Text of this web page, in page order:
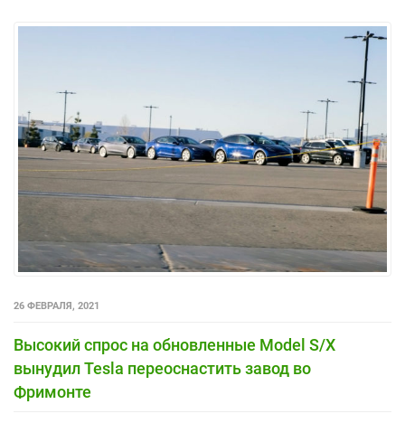
26 ФЕВРАЛЯ, 2021
Высокий спрос на обновленные Model S/X
вынудил Tesla переоснастить завод во
Фримонте